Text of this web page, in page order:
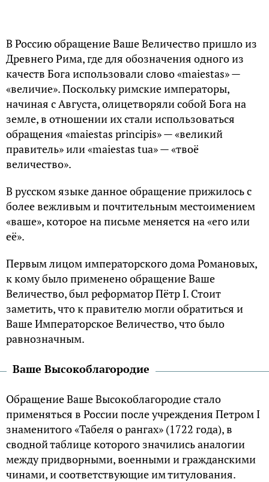
В Россию обращение Ваше Величество пришло из
Древнего Рима, где для обозначения одного из
качеств Бога использовали слово «maiestas» —
«величие». Поскольку римские императоры,
начиная с Августа, олицетворяли собой Бога на
земле, в отношении их стали использоваться
обращения «maiestas principis» — «великий
правитель» или «maiestas tua» — «твоё
величество».
В русском языке данное обращение прижилось с
более вежливым и почтительным местоимением
«ваше», которое на письме меняется на «его или
её».
Первым лицом императорского дома Романовых,
к кому было применено обращение Ваше
Величество, был реформатор Пётр I. Стоит
заметить, что к правителю могли обратиться и
Ваше Императорское Величество, что было
равнозначным.
Ваше Высокоблагородие
Обращение Ваше Высокоблагородие стало
применяться в России после учреждения Петром I
знаменитого «Табеля о рангах» (1722 года), в
сводной таблице которого значились аналогии
между придворными, военными и гражданскими
чинами, и соответствующие им титулования.